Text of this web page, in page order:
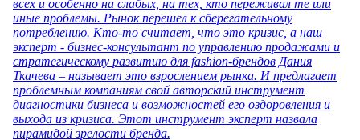
всех и особенно на слабых, на тех, кто переживал те или
иные проблемы. Рынок перешел к сберегательному
потреблению. Кто-то считает, что это кризис, а наш
эксперт - бизнес-консультант по управлению продажами и
стратегическому развитию для fashion-брендов Дания
Ткачева – называет это взрослением рынка. И предлагает
проблемным компаниям свой авторский инструмент
диагностики бизнеса и возможностей его оздоровления и
выхода из кризиса. Этот инструмент эксперт назвала
пирамидой зрелости бренда.